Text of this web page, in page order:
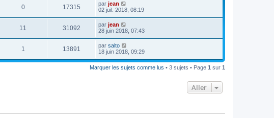
0 17315 par jean
02 juil. 2018, 08:19
11 31092 par jean
28 juin 2018, 07:43
1 13891 par salto
18 juin 2018, 09:29
Marquer les sujets comme lus • 3 sujets • Page 1 sur 1
Aller